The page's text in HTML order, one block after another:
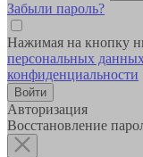
Забыли пароль?
Нажимая на кнопку
персональных данных
конфиденциальности
Авторизация
Восстановление